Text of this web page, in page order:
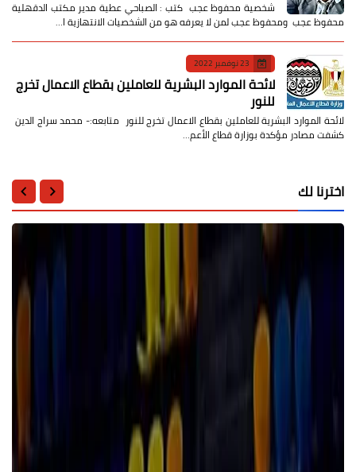
شخصية محفوظ عجب كتب : الصباحي عطية مدير مكتب الدقهلية
محفوظ عجب ومحفوظ عجب لمن لا يعرفه هو من الشخصيات الانتهازية ا…
23 نوفمبر 2022
لائحة الموارد البشرية للعاملين بقطاع الاعمال تخرج
للنور
لائحة الموارد البشرية للعاملين بقطاع الاعمال تخرج للنور متابعه:- محمد سراج الدين
كشفت مصادر مؤكدة بوزارة قطاع الأعم…
اخترنا لك